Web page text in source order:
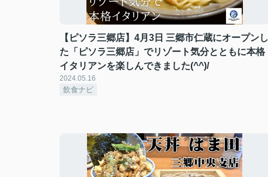
【ピソラ三郷店】4月3日 三郷市仁蔵にオープンし
た「ピソラ三郷店」でリゾート気分とともに本格
イタリアンを楽しんできました(^^)/
2024.05.16
飲食ナビ